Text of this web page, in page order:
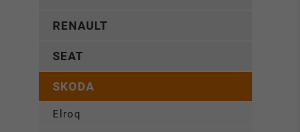
RENAULT
SEAT
SKODA
Elroq